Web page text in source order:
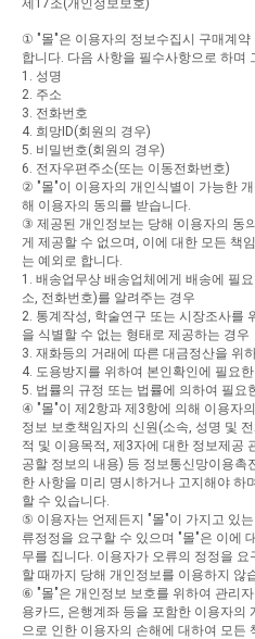
① "몰"은 이용자의 정보수집시 구매계약
합니다 다음 사항을 필수사항으로 하며
1. 성명
2. 주소
3. 전화번호
4. 희망ID(회원의 경우)
5. 비밀번호(회원의 경우)
6. 전자우편주소(또는 이동전화번호)
② "몰"이 이용자의 개인식별이 가능한
해 이용자의 동의를 받습니다
③ 제공된 개인정보는 당해 이용자의 동
게 제공할 수 없으며 이에 대한 모든 책
는 예외로 합니다
1. 배송업무상 배송업체에게 배송에 필
소 전화번호)를 알려주는 경우
2. 통계작성 학술연구 또는 시장조사를
을 식별할 수 없는 형태로 제공하는 경우
3. 재화등의 거래에 따른 대금정산을 위
4. 도용방지를 위하여 본인확인에 필요한
5. 법률의 규정 또는 법률에 의하여 필요
④ "몰"이 제2항과 제3항에 의해 이용자의
정보 보호책임자의 신원 (소속 성명 및
적 및 이용목적 제3자에 대한 정보제공
공할 정보의 내용) 등 정보통신망이용촉
한 사항을 미리 명시하거나 고지해야 하
할 수 있습니다
⑤ 이용자는 언제든지 "몰"이 가지고 있는
류정정을 요구할 수 있으며 "몰"은 이에
무를 집니다 이용자가 오류의 정정을 요
할 때까지 당해 개인정보를 이용하지 않
⑥ "몰"은 개인정보 보호를 위하여 관리
용카드
은행계좌 등을 포함한 이용자의
으로 인한 이용자의 손해에 대하여 모든